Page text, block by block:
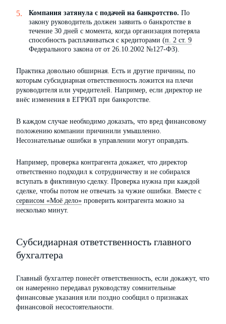
Компания затянула с подачей на банкротство. По
закону руководитель должен заявить о банкротстве в
течение 30 дней с момента, когда организация потеряла
способность расплачиваться с кредиторами (п. 2 ст. 9
Федерального закона от от 26.10.2002 №127-ФЗ).
Практика довольно обширная. Есть и другие причины, по
которым субсидиарная ответственность ложится на плечи
руководителя или учредителей. Например, если директор не
внёс изменения в ЕГРЮЛ при банкротстве.
В каждом случае необходимо доказать, что вред финансовому
положению компании причинили умышленно.
Несознательные ошибки в управлении могут оправдать.
Например, проверка контрагента докажет, что директор
ответственно подходил к сотрудничеству и не собирался
вступать в фиктивную сделку. Проверка нужна при каждой
сделке, чтобы потом не отвечать за чужие ошибки. Вместе с
сервисом «Моё дело» проверить контрагента можно за
несколько минут.
Субсидиарная ответственность главного
бухгалтера
Главный бухгалтер понесёт ответственность, если докажут, что
он намеренно передавал руководству сомнительные
финансовые указания или поздно сообщил о признаках
финансовой несостоятельности.